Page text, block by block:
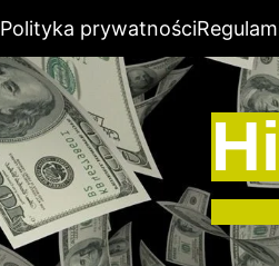
Polityka prywatności